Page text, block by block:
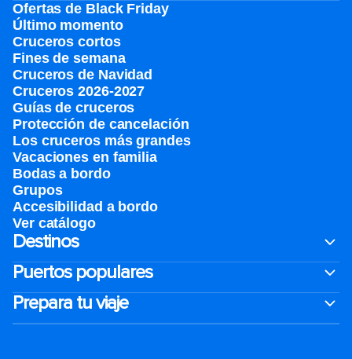
Ofertas de Black Friday
Último momento
Cruceros cortos
Fines de semana
Cruceros de Navidad
Cruceros 2026-2027
Guías de cruceros
Protección de cancelación
Los cruceros más grandes
Vacaciones en familia
Bodas a bordo
Grupos
Accesibilidad a bordo
Ver catálogo
Destinos
Puertos populares
Prepara tu viaje